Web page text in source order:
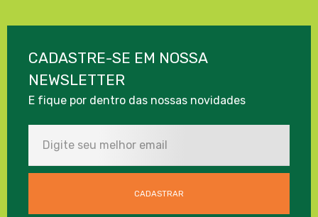
CADASTRE-SE EM NOSSA
NEWSLETTER
E fique por dentro das nossas novidades